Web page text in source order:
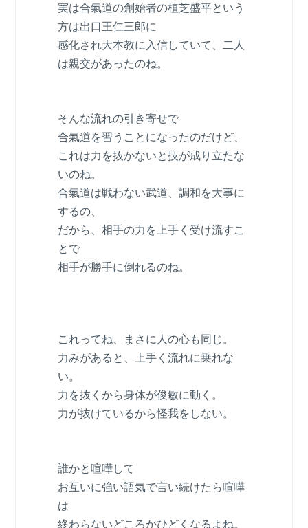
実は合氣道の創始者の植芝盛平という
方は出口王仁三郎に
感化され大本教に入信していて、二人
は親交があったのね。
そんな流れの引き寄せで
合氣道を習うことになったのだけど、
これは力を抜かないと技が成り立たな
いのね。
合氣道は戦わない武道、調和を大事に
するの、
だから、相手の力を上手く受け流すこ
とで
相手が勝手に倒れるのね。
これってね、まさに人の心も同じ。
力みがあると、上手く流れに乗れな
い。
力を抜くから身体が俊敏に動く。
力が抜けているから怪我をしない。
誰かと喧嘩して
お互いに強い語気で言い続けたら喧嘩
は
終わらないどころかひどくなるよね。